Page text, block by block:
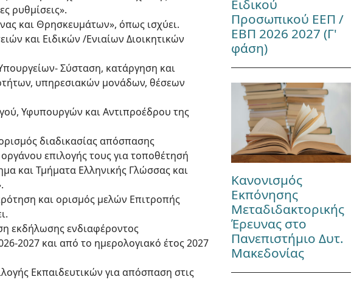
ρυθμίσεις».
και Θρησκευμάτων», όπως ισχύει.
και Ειδικών /Ενιαίων Διοικητικών
Σύσταση, κατάργηση και
υπηρεσιακών μονάδων, θέσεων
Υφυπουργών και Αντιπροέδρου της
διαδικασίας απόσπασης
επιλογής τους για τοποθέτησή
και Τμήματα Ελληνικής Γλώσσας και
και ορισμός μελών Επιτροπής
εκδήλωσης ενδιαφέροντος
2027 και από το ημερολογιακό έτος 2027
Εκπαιδευτικών για απόσπαση στις
Ειδικού
Προσωπικού ΕΕΠ /
ΕΒΠ 2026 2027 (Γ'
φάση)
Κανονισμός
Εκπόνησης
Μεταδιδακτορικής
Έρευνας στο
Πανεπιστήμιο Δυτ.
Μακεδονίας